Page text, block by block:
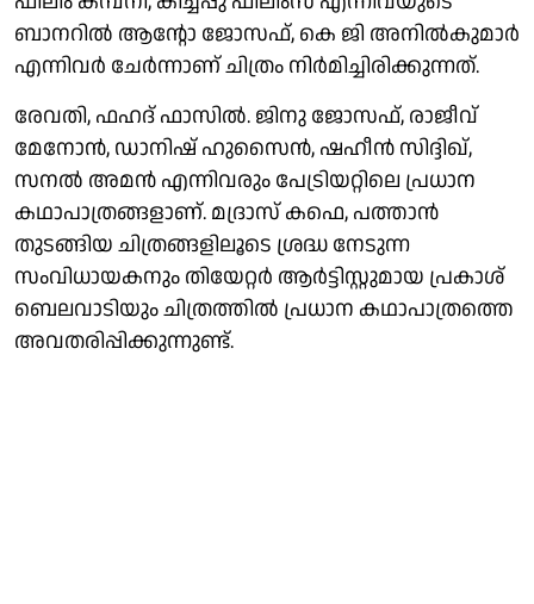
ബാനറിൽ ആന്റോ ജോസഫ്, കെ ജി അനിൽകുമാർ
എന്നിവർ ചേർന്നാണ് ചിത്രം നിർമിച്ചിരിക്കുന്നത്.
രേവതി, ഫഹദ് ഫാസിൽ. ജിനു ജോസഫ്, രാജീവ്
മേനോന്‍, ഡാനിഷ് ഹുസൈന്‍, ഷഹീന്‍ സിദ്ദിഖ്,
സനല്‍ അമന്‍ എന്നിവരും പേട്രിയറ്റിലെ പ്രധാന
കഥാപാത്രങ്ങളാണ്. മദ്രാസ് കഫെ, പത്താന്‍
തുടങ്ങിയ ചിത്രങ്ങളിലൂടെ ശ്രദ്ധ നേടുന്ന
സംവിധായകനും തിയേറ്റർ ആര്‍ട്ടിസ്റ്റുമായ പ്രകാശ്
ബെലവാടിയും ചിത്രത്തില്‍ പ്രധാന കഥാപാത്രത്തെ
അവതരിപ്പിക്കുന്നുണ്ട്.